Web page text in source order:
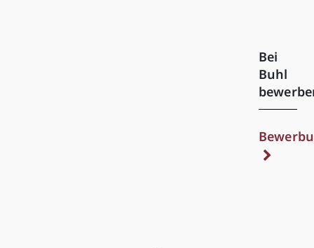
Bei
Buhl